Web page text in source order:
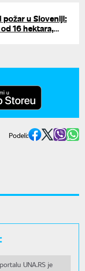
požar u Sloveniji:
16 hektara,
Podeli:
UNA.RS je